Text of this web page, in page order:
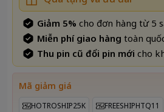
Giảm 5% cho đơn hàng từ 5
Miễn phí giao hàng toàn
Thu pin cũ đổi pin mới cho
Mã giảm giá
HOTROSHIP25K FREESHIPHTQ11